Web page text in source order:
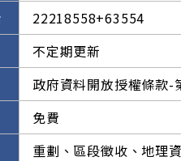
22218558+63554
不定期更新
政府資料開放授權條款-
免費
重劃、區段徵收、地理